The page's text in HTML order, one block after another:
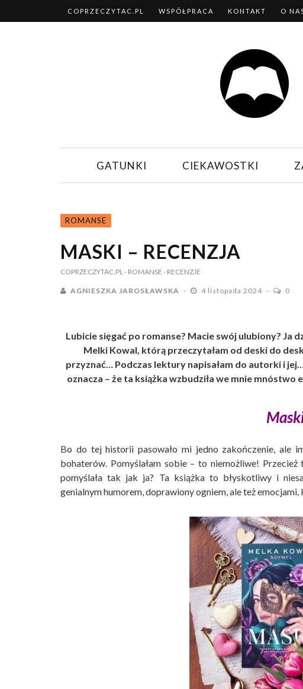
COPRZECZYTAC.PL WSPÓŁPRACA KONTAKT O
GATUNKI CIEKAWOSTKI
ROMANSE
MASKI – RECENZJA
COPRZECZYTAC.PL- ROMANSE - RECENZJE
AGNIESZKA JAROSŁAWSKA 4 listopada 2024 0
Lubicie sięgać po romanse? Macie swój ulubiony? Ja
Melki Kowal, którą przeczytałam od deski do
przyznać… Podczas lektury napisałam do autorki i
oznacza – że ta książka wzbudziła we mnie
Bo do tej historii pasowało mi jedno zakończenie, ale
bohaterów. Pomyślałam sobie – to niemożliwe!
pomyślała tak jak ja? Ta książka to błyskotliwy i
genialnym humorem, doprawiony ogniem, ale też